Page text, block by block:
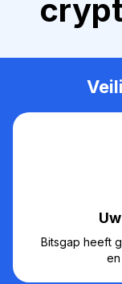
Bitsgap heeft